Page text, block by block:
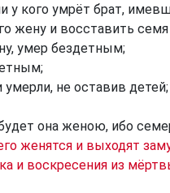
у кого умрёт брат,
жену и восставить семя
умер бездетным;
не оставив детей;
она женою, ибо
женятся и выходят
и воскресения из